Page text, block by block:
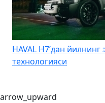
HAVAL H7’дан
технологияси
arrow_upward